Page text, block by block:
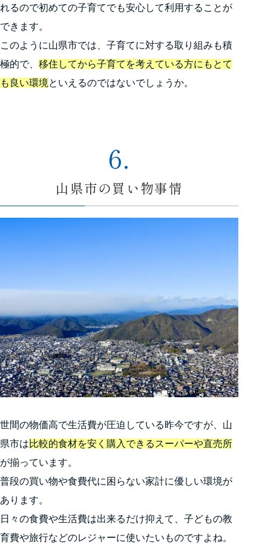
れるので初めての子育てでも安心して利用することが
できます。
このように山県市では、子育てに対する取り組みも積
極的で、 移住してから子育てを考えている方にもとて
も良い環境といえるのではないでしょうか。
6.
山県市の買い物事情
世間の物価高で生活費が圧迫している昨今ですが、山
県市は比較的食材を安く購入できるスーパーや直売所
が揃っています。
普段の買い物や食費代に困らない家計に優しい環境が
あります。
日々の食費や生活費は出来るだけ抑えて、子どもの教
育費や旅行などのレジャーに使いたいものですよね。